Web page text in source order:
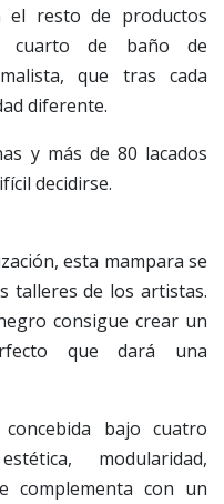
el resto de productos
cuarto de baño de
que tras cada
diferente.
y más de 80 lacados
decidirse.
esta mampara se
talleres de los artistas.
consigue crear un
que dará una
bajo cuatro
modularidad,
complementa con un